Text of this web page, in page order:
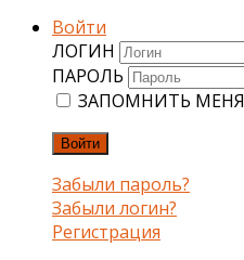
Войти
ЛОГИН
ПАРОЛЬ
ЗАПОМНИТЬ МЕНЯ
Войти
Забыли пароль?
Забыли логин?
Регистрация